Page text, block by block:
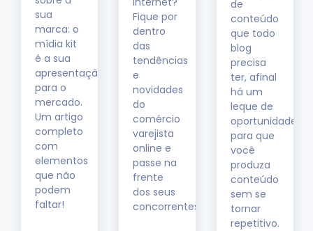
sua
marca: o
mídia kit
é a sua
apresentação
para o
mercado.
Um artigo
completo
com
elementos
que não
podem
faltar!
Fique por
dentro
das
tendências
e
novidades
do
comércio
varejista
online e
passe na
frente
dos seus
concorrentes.
de
conteúdo
que todo
blog
precisa
ter, afinal
há um
leque de
oportunidades
para que
você
produza
conteúdo
sem se
tornar
repetitivo.